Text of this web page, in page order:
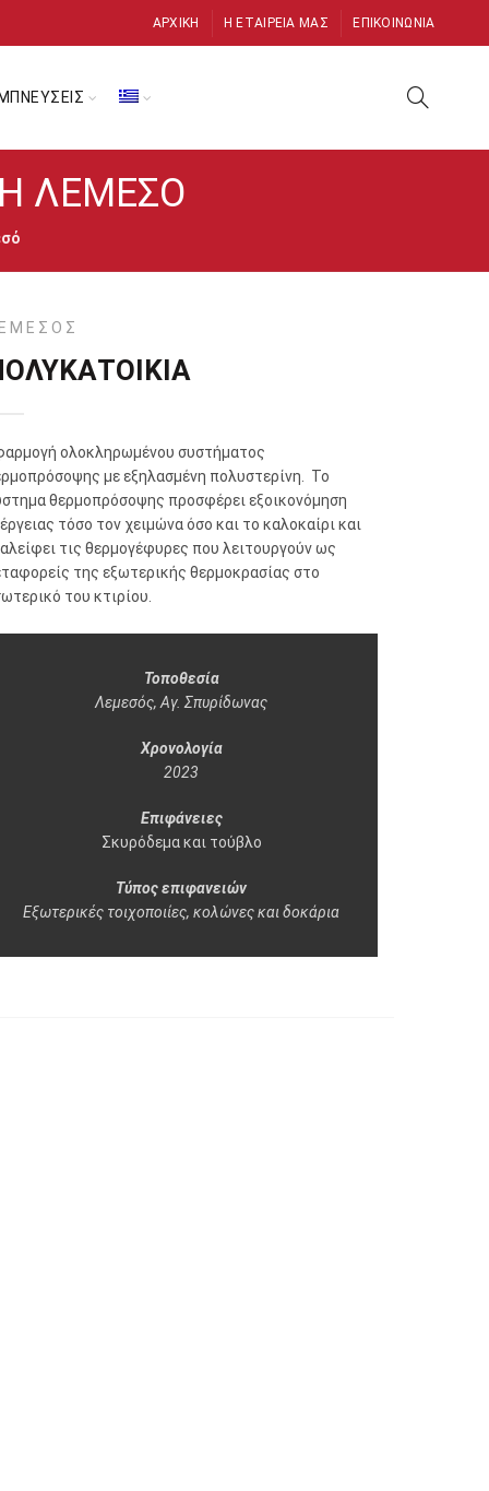
ΑΡΧΙΚΉ Η ΕΤΑΙΡΕΊΑ ΜΑΣ ΕΠΙΚΟΙΝΩΝΊΑ
ΛΕΜΕΣΌ
ολοκληρωμένου συστήματος
με εξηλασμένη πολυστερίνη. Το
θερμοπρόσοψης προσφέρει εξοικονόμηση
τόσο τον χειμώνα όσο και το καλοκαίρι και
τις θερμογέφυρες που λειτουργούν ως
της εξωτερικής θερμοκρασίας στο
του κτιρίου.
Τοποθεσία
Λεμεσός, Αγ. Σπυρίδωνας
Χρονολογία
2023
Επιφάνειες
Σκυρόδεμα και τούβλο
Τύπος επιφανειών
Εξωτερικές τοιχοποιίες, κολώνες και δοκάρια